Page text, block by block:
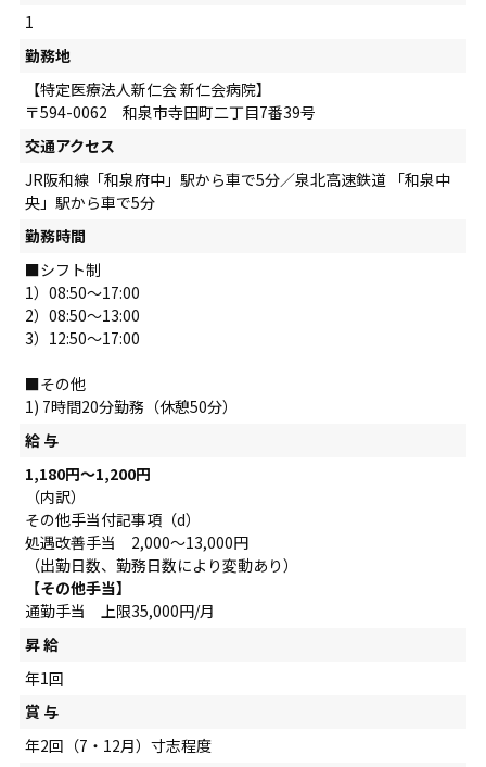
1
勤務地
【特定医療法人新仁会 新仁会病院】
〒594-0062 和泉市寺田町二丁目7番39号
交通アクセス
JR阪和線「和泉府中」駅から車で5分／泉北高速鉄道 「和泉中
央」駅から車で5分
勤務時間
■シフト制
1）08:50～17:00
2）08:50～13:00
3）12:50～17:00
■その他
1) 7時間20分勤務（休憩50分）
給 与
1,180円～1,200円
（内訳）
その他手当付記事項（d）
処遇改善手当 2,000～13,000円
（出勤日数、勤務日数により変動あり）
【その他手当】
通勤手当 上限35,000円/月
昇 給
年1回
賞 与
年2回（7・12月）寸志程度